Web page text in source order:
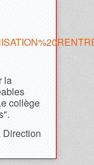
la
collège
Direction